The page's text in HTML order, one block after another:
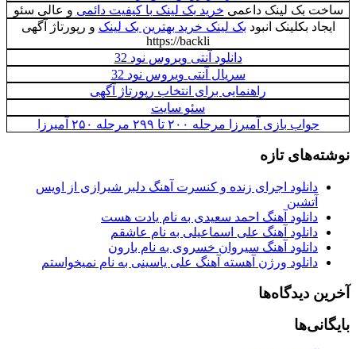
ساخت بک لینک داعمی خرید بک لینک با کیفیت دائمی و عالی سئو
ایجاد بکلینک انبود بک لینک خرید بهترین بک لینک و رپورتاژ آگهی
https://backli
دانلود آنتی ویروس نود 32
سریال آنتی ویروس نود 32
راهنمایی برای انتخاب رپورتاژ آگهی
سئو سایت
جواب بازی آمیرزا مرحله ۲۰۰ تا ۲۹۹ مرحله ۲۵۰ آمیرزا
نوشته‌های تازه
دانلود اجرای زنده و کنسرت آهنگ دلبر شیرازی از اویس
آتشین
دانلود آهنگ احمد سعیدی به نام یادت هست
دانلود آهنگ علی اسماعیلی به نام عاشقم
دانلود آهنگ سیروان خسروی به نام بارون
دانلود ورژن آهسته آهنگ علی یاسینی به نام نمیخواستم
آخرین دیدگاه‌ها
بایگانی‌ها